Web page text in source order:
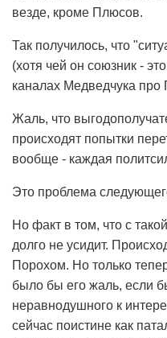
везде, кроме Плюсов.
Так получилось, что
(хотя чей он союзник -
каналах Медведчука про
Жаль, что
происходят попытки
вообще - каждая
Это проблема
Но факт в том, что с
долго не усидит.
Порохом. Но только
было бы его жаль, если
неравнодушного к
сейчас поистине как